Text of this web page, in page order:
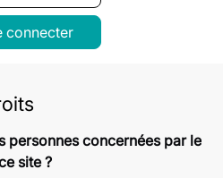
connecter
personnes concernées par le
site ?